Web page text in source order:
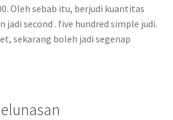
Oleh sebab itu, berjudi kuantitas
jadi second . five hundred simple judi.
sekarang boleh jadi segenap